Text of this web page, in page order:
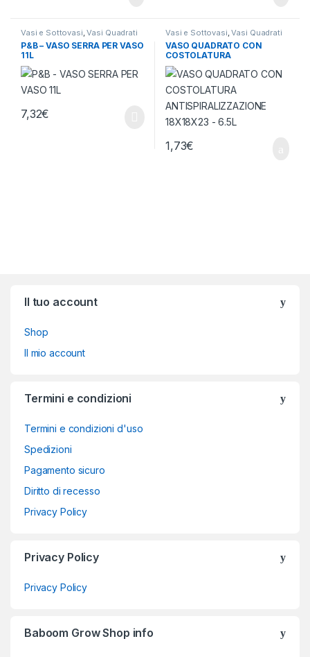
Vasi e Sottovasi ,Vasi Quadrati
P&B – VASO SERRA PER VASO
11L
7,32€
Vasi e Sottovasi ,Vasi Quadrati
VASO QUADRATO CON
COSTOLATURA
ANTISPIRALIZZAZIONE
18X18X23 – 6.5L
1,73€
Il tuo account
Shop
Il mio account
Termini e condizioni
Termini e condizioni d'uso
Spedizioni
Pagamento sicuro
Diritto di recesso
Privacy Policy
Privacy Policy
Privacy Policy
Baboom Grow Shop info